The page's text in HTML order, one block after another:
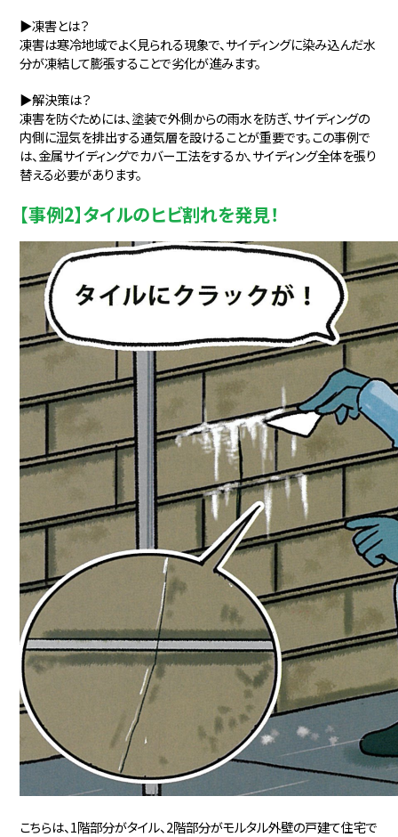
▶凍害とは？
凍害は寒冷地域でよく見られる現象で、サイディングに染み込んだ水
分が凍結して膨張することで劣化が進みます。
▶解決策は？
凍害を防ぐためには、塗装で外側からの雨水を防ぎ、サイディングの
内側に湿気を排出する通気層を設けることが重要です。この事例で
は、金属サイディングでカバー工法をするか、サイディング全体を張り
替える必要があります。
【事例2】タイルのヒビ割れを発見！
こちらは、1階部分がタイル、2階部分がモルタル外壁の戸建て住宅で